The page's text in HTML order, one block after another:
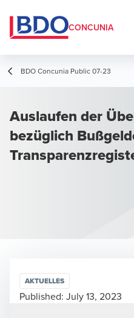
CONCUNIA
BDO Concunia Public 07-23
Auslaufen der
bezüglich
AKTUELLES
Published: July 13, 2023